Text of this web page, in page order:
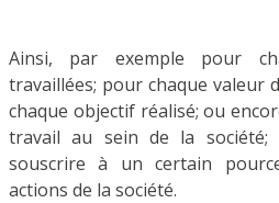
Ainsi, par exemple pour
travaillées; pour chaque valeur
chaque objectif réalisé; ou
travail au sein de la
souscrire à un certain
actions de la société.